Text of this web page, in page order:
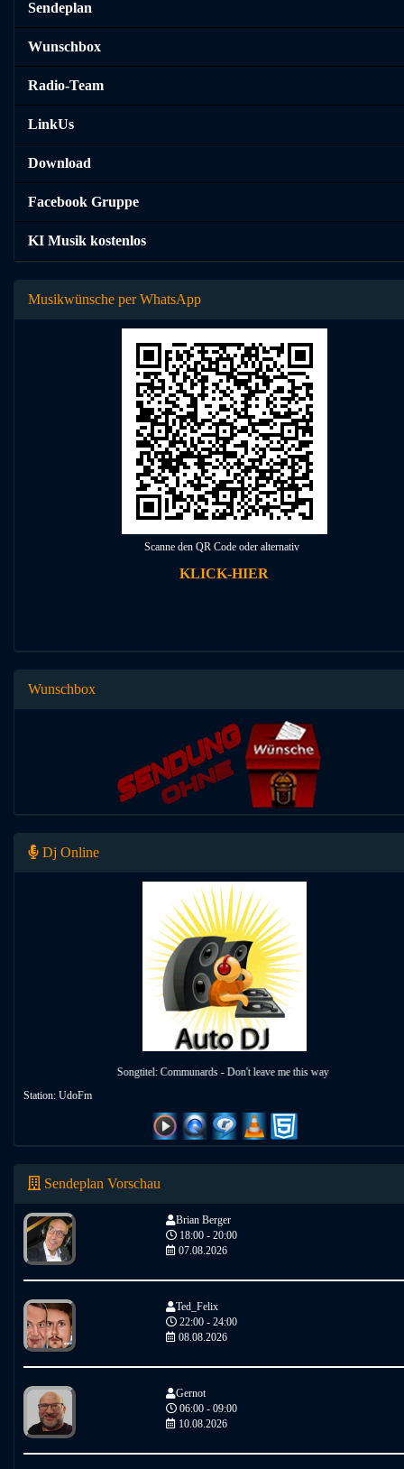
Sendeplan
Wunschbox
Radio-Team
LinkUs
Download
Facebook Gruppe
KI Musik kostenlos
Musikwünsche per WhatsApp
Scanne den QR Code oder alternativ
KLICK-HIER
Wunschbox
Dj Online
Songtitel: Communards - Don't leave me this way
Station: UdoFm
Sendeplan Vorschau
Brian Berger
18:00 - 20:00
07.08.2026
Ted_Felix
22:00 - 24:00
08.08.2026
Gernot
06:00 - 09:00
10.08.2026